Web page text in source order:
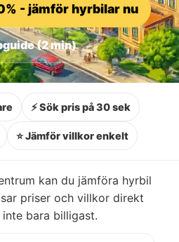
- jämför hyrbilar nu
(2 min)
⚡ Sök pris på 30 sek
⭐ Jämför villkor enkelt
kan du jämföra hyrbil
priser och villkor direkt
bara billigast.